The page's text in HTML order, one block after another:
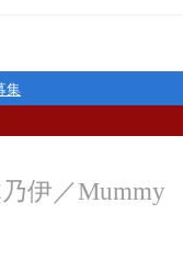
集
伊／Mummy